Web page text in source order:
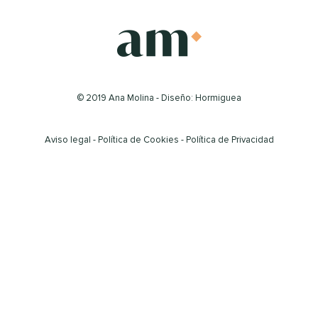
© 2019 Ana Molina - Diseño: Hormiguea
Aviso legal - Política de Cookies - Política de Privacidad